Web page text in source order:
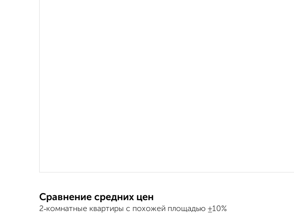
Сравнение средних цен
2‑комнатные квартиры с похожей площадью ±10%